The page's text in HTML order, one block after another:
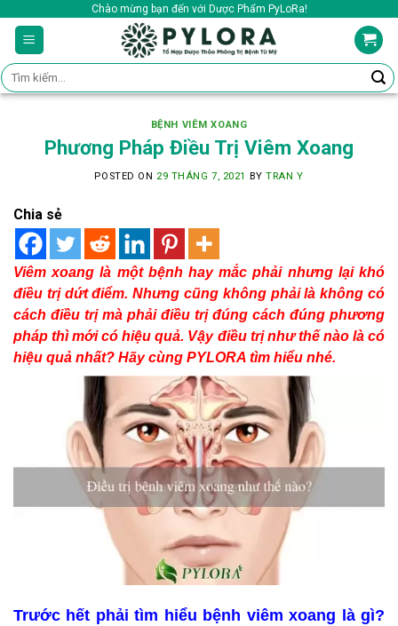
content
Chào mừng bạn đến với Dược Phẩm PyLoRa!
Tìm
kiếm:
BỆNH VIÊM XOANG
Phương Pháp Điều Trị Viêm Xoang
POSTED ON 29 THÁNG 7, 2021 BYTRAN Y
Chia sẻ
Viêm xoang là một bệnh hay mắc phải nhưng lại khó
điều trị dứt điểm. Nhưng cũng không phải là không có
cách điều trị mà phải điều trị đúng cách đúng phương
pháp thì mới có hiệu quả. Vậy điều trị như thế nào là có
hiệu quả nhất? Hãy cùng PYLORA tìm hiểu nhé.
Trước hết phải tìm hiểu bệnh viêm xoang là gì?